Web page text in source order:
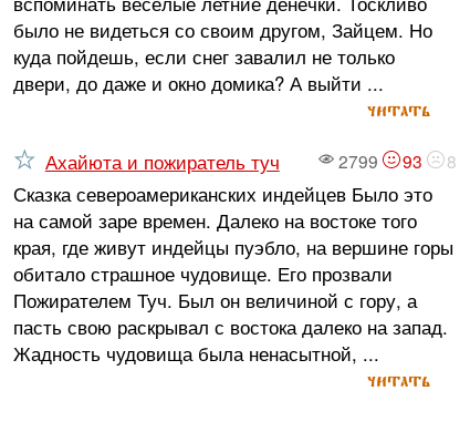
было не видеться со своим другом, Зайцем. Но
куда пойдешь, если снег завалил не только
двери, до даже и окно домика? А выйти ...
читать
2799 93 8
Ахайюта и пожиратель туч
Сказка североамериканских индейцев Было это
на самой заре времен. Далеко на востоке того
края, где живут индейцы пуэбло, на вершине горы
обитало страшное чудовище. Его прозвали
Пожирателем Туч. Был он величиной с гору, а
пасть свою раскрывал с востока далеко на запад.
Жадность чудовища была ненасытной, ...
читать